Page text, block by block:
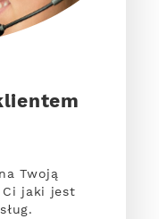
Twoją
Ci jaki jest